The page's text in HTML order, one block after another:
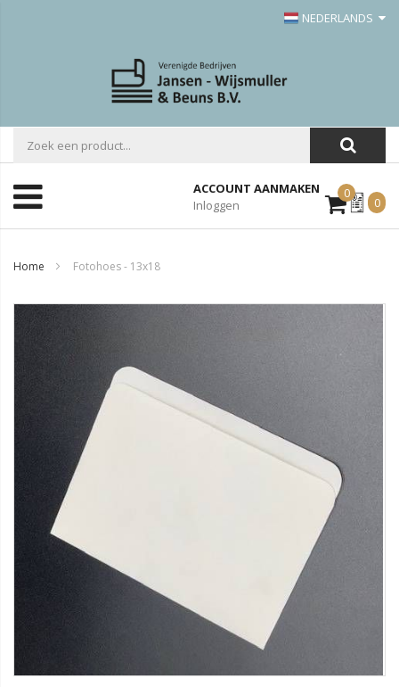
NEDERLANDS
ACCOUNT AANMAKEN
Inloggen
0Mijn
Offerte
0
Home Fotohoes - 13x18